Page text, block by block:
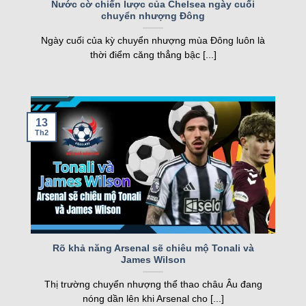
nghiệp, kqbd ngày càng khẳng định vị thế của
mình.
Các tính năng nổi bật của Kqbd – Kết
Một số tính năng nổi bật của kqbd
Trang web sở hữu nhiều tính năng vượt trội, đáp
ứng nhu cầu của cả người hâm mộ và cược thủ.
Nước cờ chiến lược của Chelsea ngày cuối
chuyển nhượng Đông
Ngày cuối của kỳ chuyển nhượng mùa Đông luôn là
thời điểm căng thẳng bậc [...]
Rõ khả năng Arsenal sẽ chiêu mộ Tonali và
James Wilson
Thị trường chuyển nhượng thể thao châu Âu đang
nóng dần lên khi Arsenal cho [...]
13
Th2